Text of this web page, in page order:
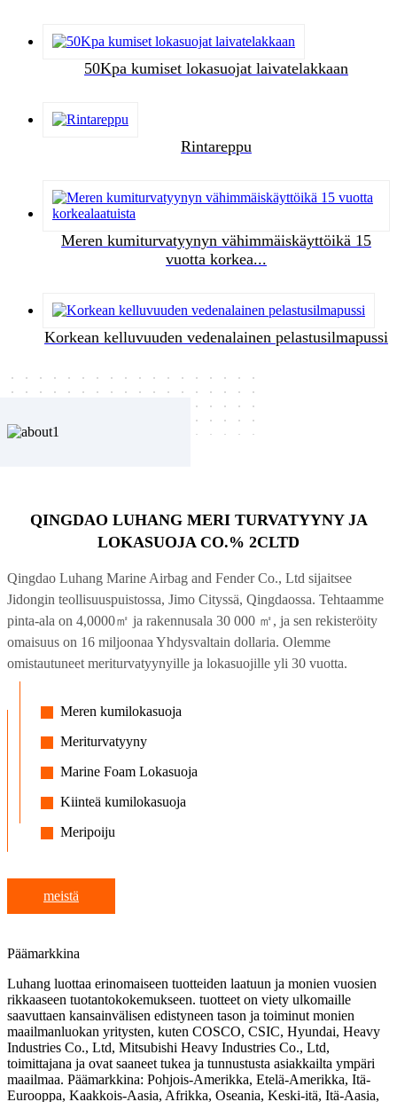
50Kpa kumiset lokasuojat laivatelakkaan
Rintareppu
Meren kumiturvatyynyn vähimmäiskäyttöikä 15
vuotta korkea...
Korkean kelluvuuden vedenalainen pelastusilmapussi
QINGDAO LUHANG MERI TURVATYYNY JA
LOKASUOJA CO.% 2CLTD
Qingdao Luhang Marine Airbag and Fender Co., Ltd sijaitsee
Jidongin teollisuuspuistossa, Jimo Cityssä, Qingdaossa. Tehtaamme
pinta-ala on 4,0000㎡ ja rakennusala 30 000 ㎡, ja sen rekisteröity
omaisuus on 16 miljoonaa Yhdysvaltain dollaria. Olemme
omistautuneet meriturvatyynyille ja lokasuojille yli 30 vuotta.
Meren kumilokasuoja
Meriturvatyyny
Marine Foam Lokasuoja
Kiinteä kumilokasuoja
Meripoiju
meistä
Päämarkkina
Luhang luottaa erinomaiseen tuotteiden laatuun ja monien vuosien
rikkaaseen tuotantokokemukseen. tuotteet on viety ulkomaille
saavuttaen kansainvälisen edistyneen tason ja toiminut monien
maailmanluokan yritysten, kuten COSCO, CSIC, Hyundai, Heavy
Industries Co., Ltd, Mitsubishi Heavy Industries Co., Ltd,
toimittajana ja ovat saaneet tukea ja tunnustusta asiakkailta ympäri
maailmaa. Päämarkkina: Pohjois-Amerikka, Etelä-Amerikka, Itä-
Eurooppa, Kaakkois-Aasia, Afrikka, Oseania, Keski-itä, Itä-Aasia,